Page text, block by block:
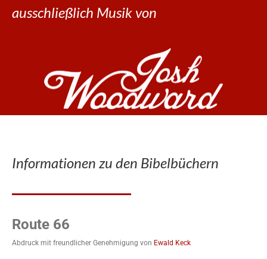
ausschließlich Musik von
Informationen zu den Bibelbüchern
Route 66
Abdruck mit freundlicher Genehmigung von Ewald Keck